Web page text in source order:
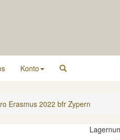
Konto
Erasmus 2022 bfr Zypern